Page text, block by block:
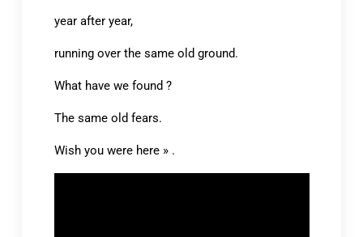
year after year,
running over the same old ground.
What have we found ?
The same old fears.
Wish you were here » .